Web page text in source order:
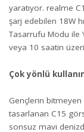
yaratıyor. realme
şarj edebilen 18W
Tasarrufu Modu ile
veya 10 saatin
Çok yönlü
Gençlerin
tasarlanan C15
sonsuz mavi